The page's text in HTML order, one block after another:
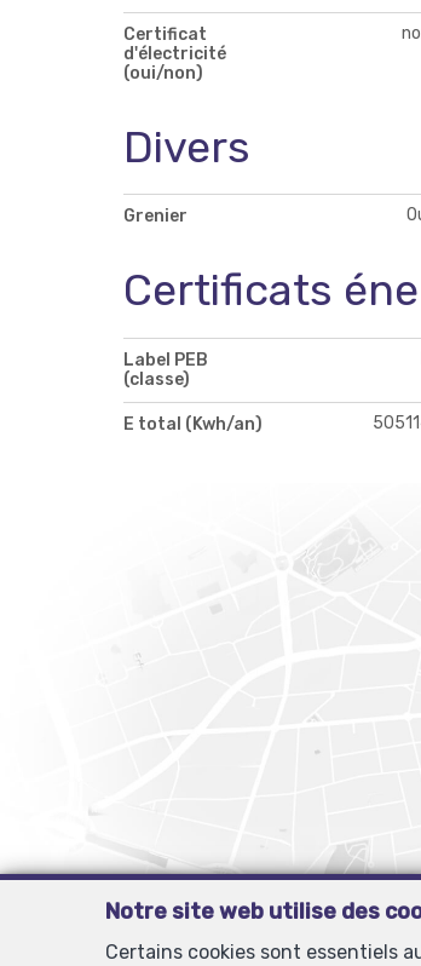
Certificat
d'électricité
(oui/non)
Divers
Grenier
Certificats
Label PEB
(classe)
E total (Kwh/an)
Notre site web utilise des
Certains cookies sont essentiels